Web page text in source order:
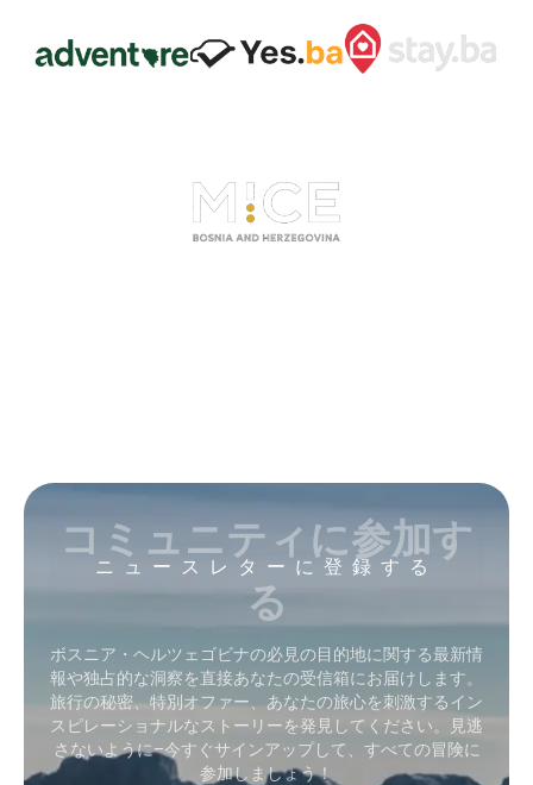
ニュースレターに登録する
コミュニティに参加す
る
ボスニア・ヘルツェゴビナの必見の目的地に関する最新情
報や独占的な洞察を直接あなたの受信箱にお届けします。
旅行の秘密、特別オファー、あなたの旅心を刺激するイン
スピレーショナルなストーリーを発見してください。見逃
さないように–今すぐサインアップして、すべての冒険に
参加しましょう！